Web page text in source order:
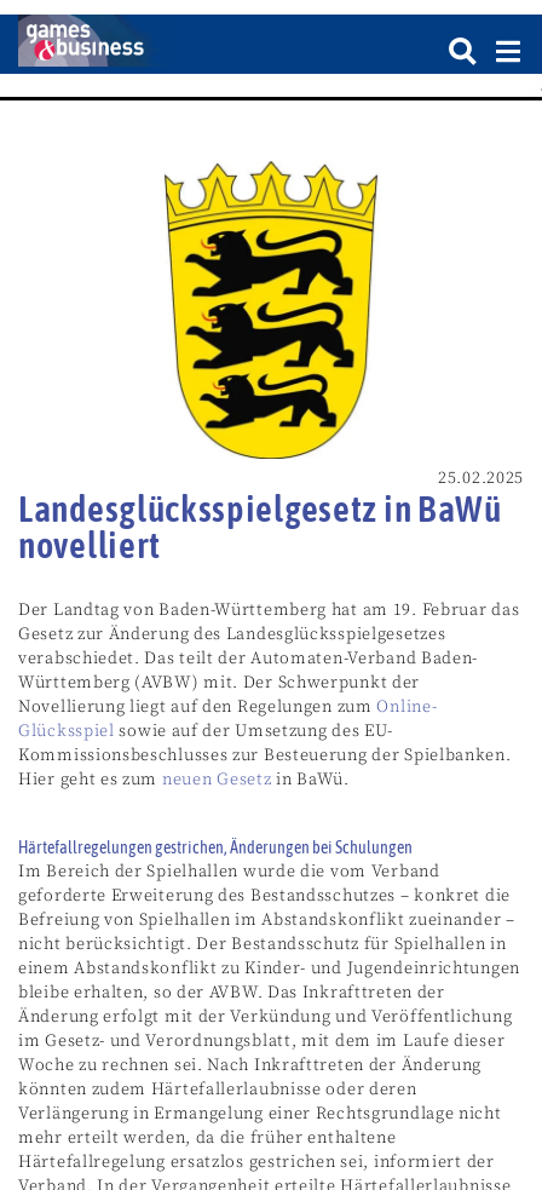
25.02.2025
Landesglücksspielgesetz in BaWü
novelliert
Der Landtag von Baden-Württemberg hat am 19. Februar das
Gesetz zur Änderung des Landesglücksspielgesetzes
verabschiedet. Das teilt der Automaten-Verband Baden-
Württemberg (AVBW) mit. Der Schwerpunkt der
Novellierung liegt auf den Regelungen zumOnline-
Glücksspiel sowie auf der Umsetzung des EU-
Kommissionsbeschlusses zur Besteuerung der Spielbanken.
Hier geht es zum neuen Gesetz in BaWü.
Härtefallregelungen gestrichen, Änderungen bei Schulungen
Im Bereich der Spielhallen wurde die vom Verband
geforderte Erweiterung des Bestandsschutzes – konkret die
Befreiung von Spielhallen im Abstandskonflikt zueinander –
nicht berücksichtigt. Der Bestandsschutz für Spielhallen in
einem Abstandskonflikt zu Kinder- und Jugendeinrichtungen
bleibe erhalten, so der AVBW. Das Inkrafttreten der
Änderung erfolgt mit der Verkündung und Veröffentlichung
im Gesetz- und Verordnungsblatt, mit dem im Laufe dieser
Woche zu rechnen sei. Nach Inkrafttreten der Änderung
könnten zudem Härtefallerlaubnisse oder deren
Verlängerung in Ermangelung einer Rechtsgrundlage nicht
mehr erteilt werden, da die früher enthaltene
Härtefallregelung ersatzlos gestrichen sei, informiert der